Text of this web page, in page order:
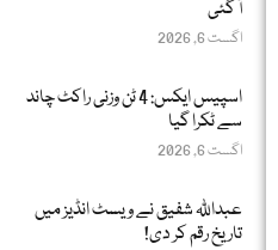
آ گئی
اگست 6, 2026
اسپیس ایکس: 4 ٹن وزنی راکٹ چاند
سے ٹکرا گیا
اگست 6, 2026
عبداللّٰہ شفیق نے ویسٹ انڈیز میں
تاریخ رقم کر دی!